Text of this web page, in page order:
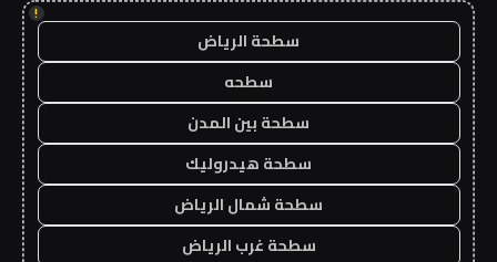
!
سطحة الرياض
سطحه
سطحة بين المدن
سطحة هيدروليك
سطحة شمال الرياض
سطحة غرب الرياض